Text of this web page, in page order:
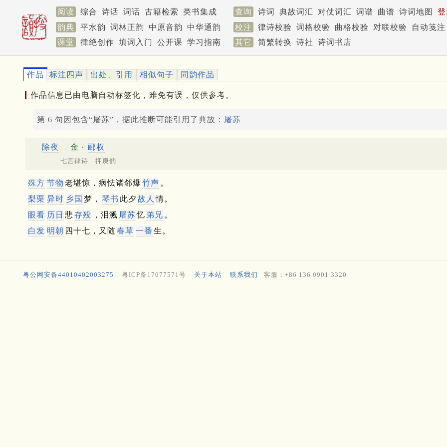
阅读 综合 诗话 词话 古籍检索 类书集成 查询 诗词 典故词汇 对仗词汇 词谱 曲谱 诗词地图
韵典
平水韵 词林正韵 中原音韵 中华通韵 校注 律诗校验 词格校验 曲格校验 对联校验
自动笺注
课堂
律绝创作 填词入门 公开课 学习指南 其它 简繁转换 诗社 诗词书店
作品 标注四声 出处、引用 相似句子 同韵作品
作品信息已由电脑自动标签化，难免有误，仅供参考。
第 6 句因包含“屠苏”，据此推断可能引用了典故： 屠苏
除夜 金 · 郦权
七言律诗 押庚韵
殊方 节物 老堪惊，病怯诸邻爆 竹声 。
梨栗 异时 乡国 梦， 琴书 此夕 故人 情。
眼看 历日 悲 存殁 ，泪溅 屠苏忆 弟兄 。
白发 明朝 四十七，又随春草 一番 生。
粤公网安备44010402003275 粤ICP备17077571号 关于本站 联系我们 客服：+86 136 0901 3320